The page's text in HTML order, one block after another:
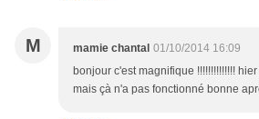
M mamie chantal 01/10/2014 16:09
bonjour c'est magnifique !!!!!!!!!!!!!!
mais çà n'a pas fonctionné bonne